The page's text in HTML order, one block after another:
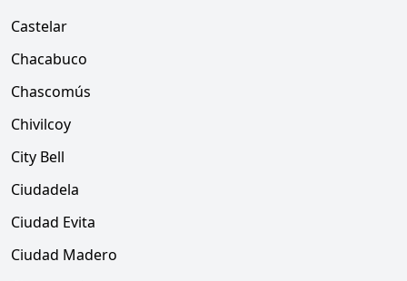
Castelar
Chacabuco
Chascomús
Chivilcoy
City Bell
Ciudadela
Ciudad Evita
Ciudad Madero